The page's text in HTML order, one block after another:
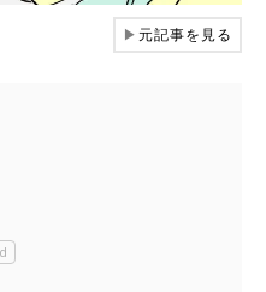
▶元記事を見る